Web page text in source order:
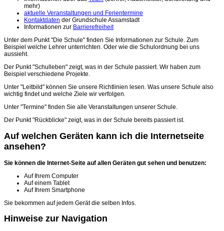
mehr)
aktuelle Veranstaltungen und Ferientermine
Kontaktdaten der Grundschule Assamstadt
Informationen zur Barrierefreiheit
Unter dem Punkt "Die Schule" finden Sie Informationen zur Schule. Zum
Beispiel welche Lehrer unterrichten. Oder wie die Schulordnung bei uns
aussieht.
Der Punkt "Schulleben" zeigt, was in der Schule passiert. Wir haben zum
Beispiel verschiedene Projekte.
Unter "Leitbild" können Sie unsere Richtlinien lesen. Was unsere Schule also
wichtig findet und welche Ziele wir verfolgen.
Unter "Termine" finden Sie alle Veranstaltungen unserer Schule.
Der Punkt "Rückblicke" zeigt, was in der Schule bereits passiert ist.
Auf welchen Geräten kann ich die Internetseite
ansehen?
Sie können die Internet‐Seite auf allen Geräten gut sehen und benutzen:
Auf Ihrem Computer
Auf einem Tablet
Auf Ihrem Smartphone
Sie bekommen auf jedem Gerät die selben Infos.
Hinweise zur Navigation